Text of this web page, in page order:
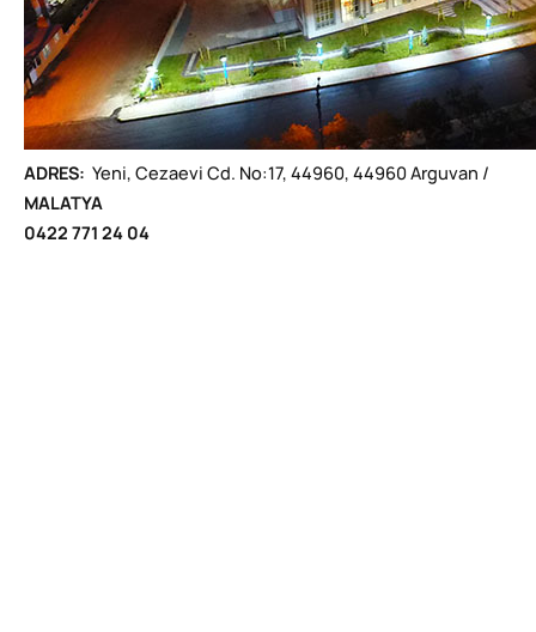
ADRES: Yeni, Cezaevi Cd. No:17, 44960, 44960 Arguvan /
MALATYA
0422 771 24 04